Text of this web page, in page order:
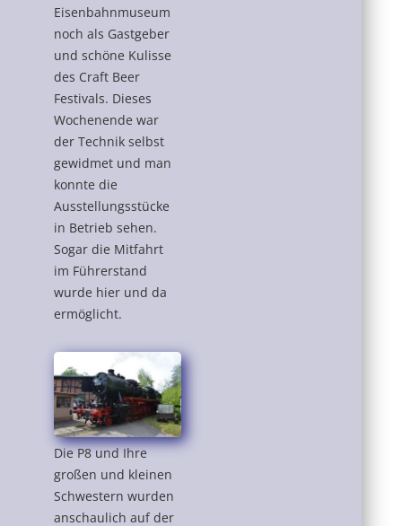
Eisenbahnmuseum
noch als Gastgeber
und schöne Kulisse
des Craft Beer
Festivals. Dieses
Wochenende war
der Technik selbst
gewidmet und man
konnte die
Ausstellungsstücke
in Betrieb sehen.
Sogar die Mitfahrt
im Führerstand
wurde hier und da
ermöglicht.
Die P8 und Ihre
großen und kleinen
Schwestern wurden
anschaulich auf der